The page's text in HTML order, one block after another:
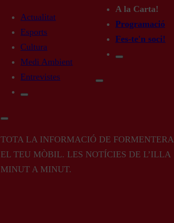
Actualitat
Esports
Cultura
Medi Ambient
Entrevistes
A la Carta!
Programació
Fes-te'n soci!
TOTA LA INFORMACIÓ DE
EL TEU MÒBIL. LES NOTÍCIES DE L’ILLA
MINUT A MINUT.